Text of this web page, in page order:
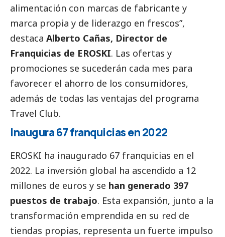
alimentación con marcas de fabricante y
marca propia y de liderazgo en frescos”,
destaca Alberto Cañas, Director de
Franquicias de EROSKI. Las ofertas y
promociones se sucederán cada mes para
favorecer el ahorro de los consumidores,
además de todas las ventajas del programa
Travel Club.
Inaugura 67 franquicias en 2022
EROSKI ha inaugurado 67 franquicias en el
2022. La inversión global ha ascendido a 12
millones de euros y se han generado 397
puestos de trabajo. Esta expansión, junto a la
transformación emprendida en su red de
tiendas propias, representa un fuerte impulso